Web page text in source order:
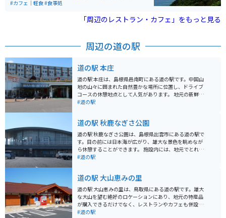
す。灯台までの道は山道で、ツーリングをするには丁度
あり、また景色は素晴らしいです。中国地方の最高峰大
#カフェ｜軽食#食事処
「周辺のレストラン・カフェ」をもっと見る
周辺の道の駅
道の駅 本庄
道の駅 本庄は、島根県邑南町にある道の駅です。中国山
地の山々に囲まれた自然豊かな場所に位置し、ドライブ
コースの休憩地点として人気があります。 地元の新鮮な
野菜や果物が並ぶ農産物直売所は、道の駅 本庄の魅力の
粉を使った手打ちそばはおすすめです。 バイクで訪れる
場合、道の駅 本庄は広々とした駐車場があるので安心で
す。周辺には、雄大な自然の中を走る気持ちの良いワイ
ンディングロードが数多くあります。ツーリングの休憩
場所として、ぜひ立ち寄ってみてください。 道の駅 本庄
とができます。勾玉作り体験などもできるので、家族連
れにもおすすめです。
#道の駅
道の駅 秋鹿なぎさ公園
道の駅 秋鹿なぎさ公園は、島根県出雲市にある道の駅で
す。目の前には日本海が広がり、雄大な景色を眺めなが
ら休憩することができます。 施設内には、地元でとれた
新鮮な魚介類を販売する「海産物直売センター」や、出
生広場、多目的広場などがあり、家族連れで楽しむこと
ができます。夏季には海水浴場もオープンし、多くの人
で賑わいます。 バイクで訪れる場合、道の駅には広い駐
車場が完備されているので安心です。日本海沿いを走る
爽快なツーリングの休憩地点として最適です。 周辺に
#道の駅
道の駅 大山恵みの里
道の駅 大山恵みの里は、鳥取県にある道の駅です。雄大
な大山を望む絶好のロケーションにあり、地元の特産品
が購入できるだけでなく、レストランやカフェも併設さ
れています。 大山は中国地方の最高峰で、登山やハイキ
#道の駅